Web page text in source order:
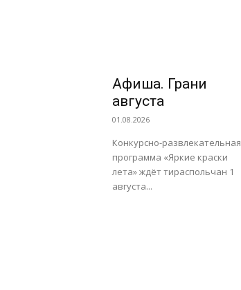
Афиша. Грани
августа
01.08.2026
Конкурсно-развлекательная
программа «Яркие краски
лета» ждёт тираспольчан 1
августа...